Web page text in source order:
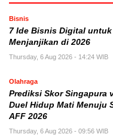
Bisnis
7 Ide Bisnis Digital
Menjanjikan di 2026
Thursday, 6 Aug 2026 - 14:24 WIB
Olahraga
Prediksi Skor Singapura
Duel Hidup Mati Menuju
AFF 2026
Thursday, 6 Aug 2026 - 09:56 WIB